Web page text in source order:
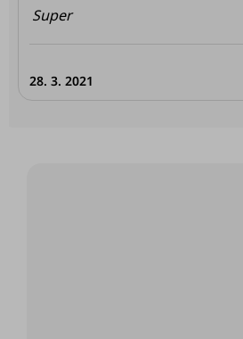
28. 3. 2021
Super